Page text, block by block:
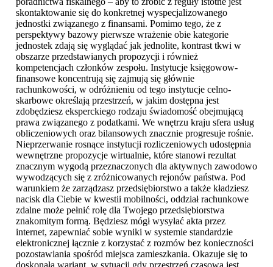
skontaktowanie się do konkretnej wyspecjalizowanego
jednostki związanego z finansami. Pomimo tego, że z
perspektywy bazowy pierwsze wrażenie obie kategorie
jednostek zdają się wyglądać jak jednolite, kontrast tkwi w
obszarze przedstawianych propozycji i również
kompetencjach członków zespołu. Instytucje księgowow-
finansowe koncentrują się zajmują się głównie
rachunkowości, w odróżnieniu od tego instytucje celno-
skarbowe określają przestrzeń, w jakim dostępna jest
zdobędziesz eksperckiego rodzaju świadomość obejmującą
prawa związanego z podatkami. We wnętrzu kraju sfera usług
obliczeniowych oraz bilansowych znacznie progresuje rośnie.
Nieprzerwanie rosnące instytucji rozliczeniowych udostępnia
wewnętrzne propozycje wirtualnie, które stanowi rezultat
znacznym wygodą przeznaczonych dla aktywnych zawodowo
wywodzących się z zróżnicowanych rejonów państwa. Pod
warunkiem że zarządzasz przedsiębiorstwo a także kładziesz
nacisk dla Ciebie w kwestii mobilności, oddział rachunkowe
zdalne może pełnić rolę dla Twojego przedsiębiorstwa
znakomitym formą. Będziesz mógł wysyłać akta przez
internet, zapewniać sobie wyniki w systemie standardzie
elektronicznej łącznie z korzystać z rozmów bez konieczności
pozostawiania spośród miejsca zamieszkania. Okazuje się to
doskonała wariant, w sytuacji gdy przestrzeń czasowa jest